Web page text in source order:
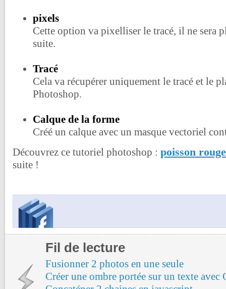
pixels
Cette option va pixelliser le tracé, il ne sera
suite.
Tracé
Cela va récupérer uniquement le tracé et le
Photoshop.
Calque de la forme
Créé un calque avec un masque vectoriel
Découvrez ce tutoriel photoshop : poisson
suite !
Fil de lecture
Fusionner 2 photos en une seule
Créer une ombre portée sur un texte avec